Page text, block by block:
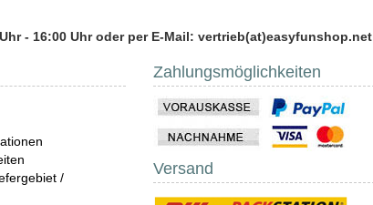
- 16:00 Uhr oder per E-Mail: vertrieb(at)easyfunshop.net
/
Zahlungsmöglichkeiten
Versand